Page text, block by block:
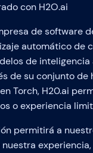
con H2O.ai
de software
automático de
de
de su conjunto de
Torch, H20.ai
o experiencia
permitirá a